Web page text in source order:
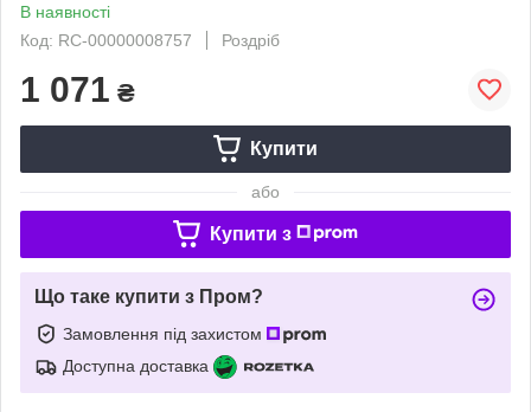
В наявності
Код: RC-00000008757
Роздріб
1 071 ₴
Купити
або
Купити з
Що таке купити з Пром?
Замовлення під захистом
Доступна доставка